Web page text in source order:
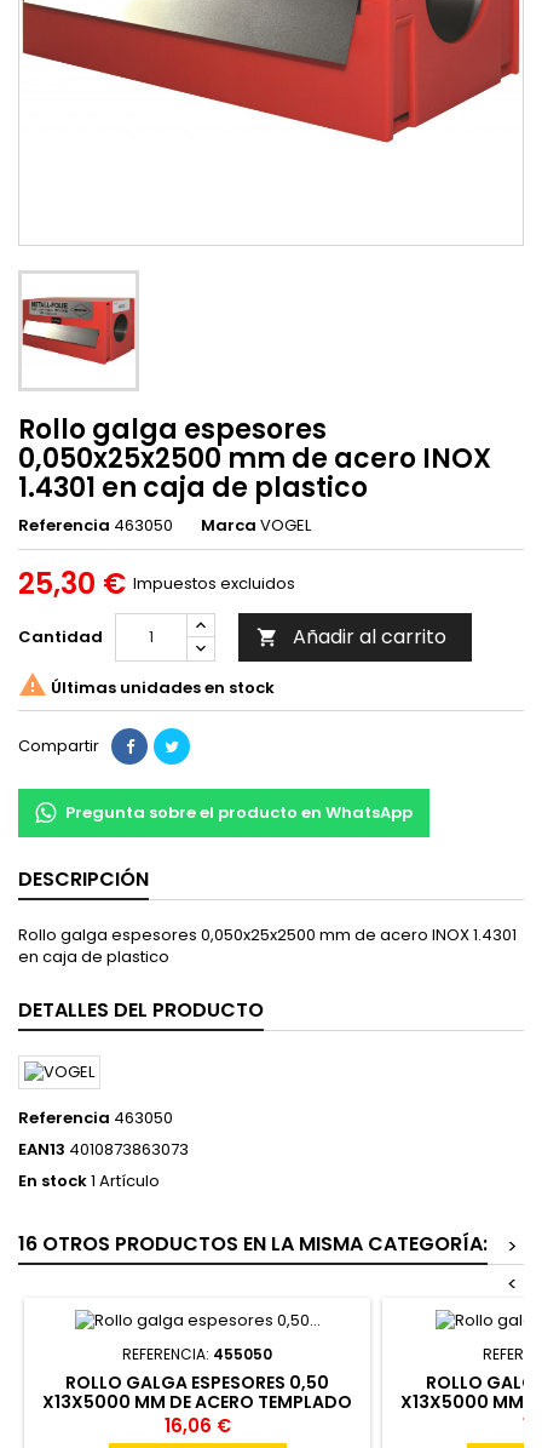
Rollo galga espesores
0,050x25x2500 mm de acero INOX
1.4301 en caja de plastico
Referencia 463050 Marca VOGEL
25,30 € Impuestos excluidos
Cantidad  Añadir al carrito
 Últimas unidades en stock
Compartir
Pregunta sobre el producto en WhatsApp
DESCRIPCIÓN
Rollo galga espesores 0,050x25x2500 mm de acero INOX 1.4301
en caja de plastico
DETALLES DEL PRODUCTO
Referencia 463050
EAN13 4010873863073
En stock1 Artículo
16 OTROS PRODUCTOS EN LA MISMA CATEGORÍA:
>
<
REFERENCIA: 455050
ROLLO GALGA ESPESORES 0,50
X13X5000 MM DE ACERO TEMPLADO
CAJA REDONDA DE PLASTICO
16,06 €
ROLLO
X13X5000 MM
CAJA